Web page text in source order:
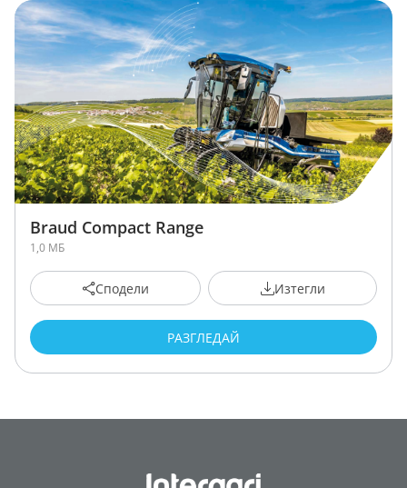
Braud Compact Range
1,0 МБ
Сподели Изтегли
РАЗГЛЕДАЙ